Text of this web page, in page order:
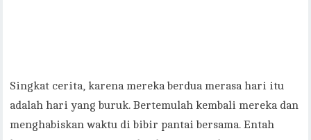
Singkat cerita, karena mereka berdua merasa hari itu
adalah hari yang buruk. Bertemulah kembali mereka dan
menghabiskan waktu di bibir pantai bersama. Entah